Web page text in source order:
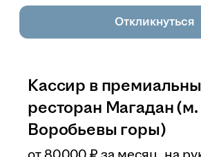
Откликнуться
Кассир в
ресторан Магадан (м.
Воробьевы горы)